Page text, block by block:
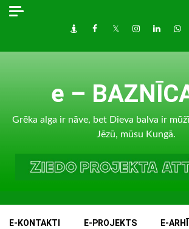
Skip
DraugiemFacebook
TwitterInstagram
LinkedIn
e –
Grēka alga ir nāve, bet Dieva balva ir
Jēzū, mūsu Kungā.
E-KONTAKTI E-PROJEKTS E-